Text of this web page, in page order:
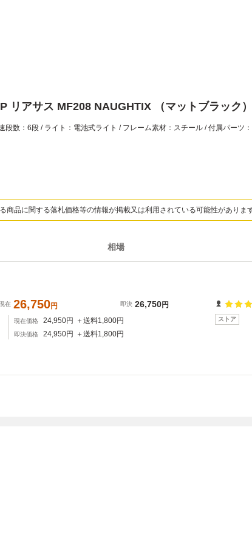
リアサス MF208 NAUGHTIX （マットブラック）
段数：6段 / ライト：電池式ライト / フレーム素材：スチール / 付属パーツ
商品に関する落札価格等の情報が掲載又は利用されている可能性がありま
相場
在 26,750円 即決 26,750円
現在価格 24,950円 ＋送料1,800円
即決価格 24,950円 ＋送料1,800円
ストア